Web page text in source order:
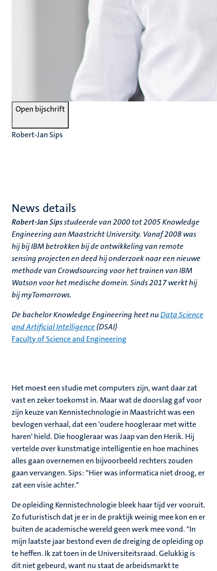
Open bijschrift
Robert-Jan Sips
News details
Robert-Jan Sipsstudeerde van 2000 tot 2005 Knowledge
Engineering aan Maastricht University. Vanaf 2008 was
hij bij IBM betrokken bij de ontwikkeling van remote
sensing projecten en deed hij onderzoek naar een nieuwe
methode van Crowdsourcing voor het trainen van IBM
Watson voor het medische domein. Sinds 2017 werkt hij
bij myTomorrows.
De bachelor Knowledge Engineering heet nuData Science
and Artificial Intelligence(DSAI)
Faculty of Science and Engineering
Het moest een studie met computers zijn, want daar zat
vast en zeker toekomst in. Maar wat de doorslag gaf voor
zijn keuze van Kennistechnologie in Maastricht was een
bevlogen verhaal, dat een 'oudere hoogleraar met witte
haren' hield. Die hoogleraar was Jaap van den Herik. Hij
vertelde over kunstmatige intelligentie en hoe machines
alles gaan overnemen en bijvoorbeeld rechters zouden
gaan vervangen. Sips: "Hier was informatica niet droog, er
zat een visie achter."
De opleiding Kennistechnologie bleek haar tijd ver vooruit.
Zo futuristisch dat je er in de praktijk weinig mee kon en er
buiten de academische wereld geen werk mee vond. "In
mijn laatste jaar bestond even de dreiging de opleiding op
te heffen. Ik zat toen in de Universiteitsraad. Gelukkig is
dit niet gebeurd, want nu staat de arbeidsmarkt te